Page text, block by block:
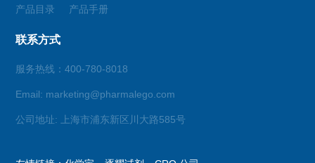
产品目录 产品手册
联系方式
服务热线：400-780-8018
Email: marketing@pharmalego.com
公司地址: 上海市浦东新区川大路585号